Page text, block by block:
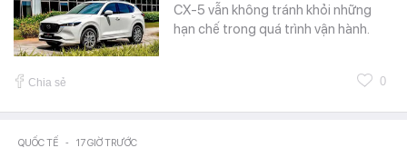
CX-5 vẫn không tránh khỏi những
hạn chế trong quá trình vận hành.
Chia sẻ 0
QUỐC TẾ - 17 GIỜ TRƯỚC